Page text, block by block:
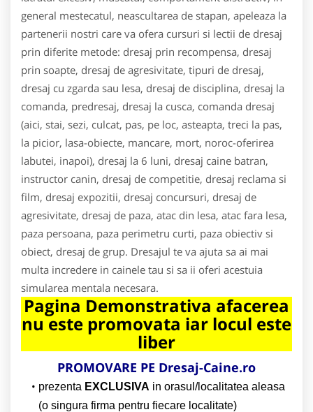
general mestecatul, neascultarea de stapan, apeleaza la
partenerii nostri care va ofera cursuri si lectii de dresaj
prin diferite metode: dresaj prin recompensa, dresaj
prin soapte, dresaj de agresivitate, tipuri de dresaj,
dresaj cu zgarda sau lesa, dresaj de disciplina, dresaj la
comanda, predresaj, dresaj la cusca, comanda dresaj
(aici, stai, sezi, culcat, pas, pe loc, asteapta, treci la pas,
la picior, lasa-obiecte, mancare, mort, noroc-oferirea
labutei, inapoi), dresaj la 6 luni, dresaj caine batran,
instructor canin, dresaj de competitie, dresaj reclama si
film, dresaj expozitii, dresaj concursuri, dresaj de
agresivitate, dresaj de paza, atac din lesa, atac fara lesa,
paza persoana, paza perimetru curti, paza obiectiv si
obiect, dresaj de grup. Dresajul te va ajuta sa ai mai
multa incredere in cainele tau si sa ii oferi acestuia
simularea mentala necesara.
Pagina Demonstrativa afacerea
nu este promovata iar locul este
liber
PROMOVARE PE Dresaj-Caine.ro
prezenta EXCLUSIVA in orasul/localitatea aleasa
(o singura firma pentru fiecare localitate)